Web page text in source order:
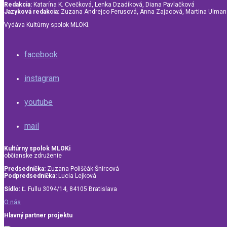
Redakcia: Katarína K. Cvečková, Lenka Dzadíková, Diana Pavlačková
Jazyková redakcia: Zuzana Andrejco Ferusová, Anna Zajacová, Martina
Vydáva Kultúrny spolok MLOKi.
facebook
instagram
youtube
mail
Kultúrny spolok MLOKi
občianske združenie
Predsedníčka: Zuzana Poliščák Šnircová
Podpredsedníčka: Lucia Lejková
Sídlo: Ľ. Fullu 3094/14, 84105 Bratislava
O nás
Hlavný partner projektu